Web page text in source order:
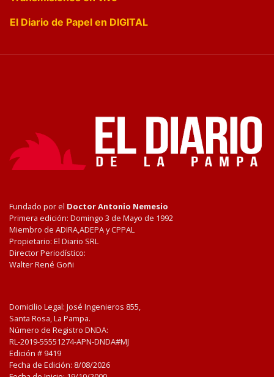
El Diario de Papel en DIGITAL
Fundado por el Doctor Antonio Nemesio
Primera edición: Domingo 3 de Mayo de 1992
Miembro de ADIRA,ADEPA y CPPAL
Propietario: El Diario SRL
Director Periodístico:
Walter René Goñi
Domicilio Legal: José Ingenieros 855,
Santa Rosa, La Pampa.
Número de Registro DNDA:
RL-2019-55551274-APN-DNDA#MJ
Edición # 9419
Fecha de Edición: 8/08/2026